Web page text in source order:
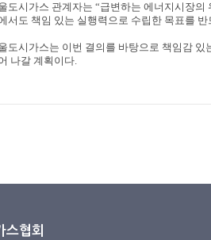
도시가스 관계자는 “급변하는 에너지시장의
서도 책임 있는 실행력으로 수립한 목표를
도시가스는 이번 결의를 바탕으로 책임감
나갈 계획이다.
스협회